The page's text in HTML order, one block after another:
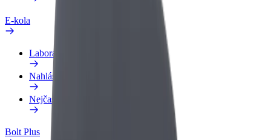
E-kola
Laboratoř bezpečnosti
Nahlásit problém
Nejčastější otázky
Bolt Plus